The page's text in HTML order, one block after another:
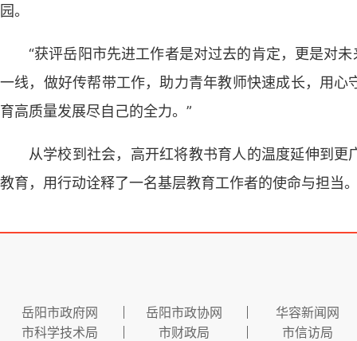
园。
“获评岳阳市先进工作者是对过去的肯定，更是对
一线，做好传帮带工作，助力青年教师快速成长，用
育高质量发展尽自己的全力。”
从学校到社会，高开红将教书育人的温度延伸到
教育，用行动诠释了一名基层教育工作者的使命与担当
岳阳市政府网 岳阳市政协网
华容新闻网
市科学技术局
市财政局 市信访局